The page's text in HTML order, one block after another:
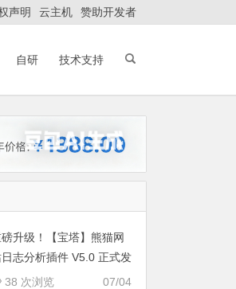
声明 云主机 赞助开发者
自研 技术支持
升级！【宝塔】熊猫网
志分析插件 V5.0 正式发
：智能体检+多维风控，运
07/04
38 次浏览